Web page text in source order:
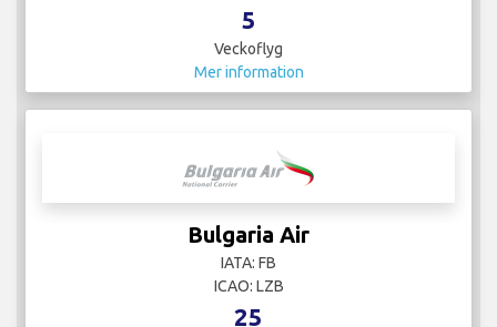
5
Veckoflyg
Mer information
Bulgaria Air
IATA: FB
ICAO: LZB
25